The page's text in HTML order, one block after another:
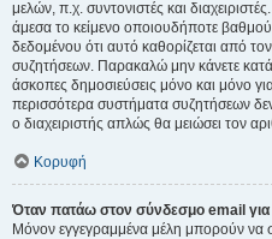
μελών, π.χ. συντονιστές και
άμεσα το κείμενο οποιουδήποτε
δεδομένου ότι αυτό καθορίζεται από
συζητήσεων. Παρακαλώ μην κάνετε
άσκοπες δημοσιεύσεις μόνο και μόνο
περισσότερα συστήματα συζητήσεων
ο διαχειριστής απλώς θα μειώσει τον
Κορυφή
Όταν πατάω στον σύνδεσμο email για
Μόνον εγγεγραμμένα μέλη μπορούν να